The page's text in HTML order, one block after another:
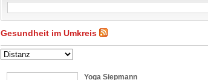
Gesundheit im Umkreis
Yoga Siepmann